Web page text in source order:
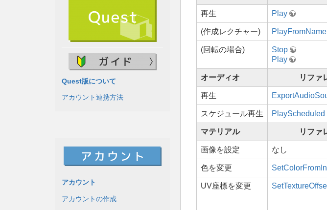
Quest版について
アカウント連携方法
アカウント
アカウントの作成
再生 Play
(作成レクチャー) PlayFromName
(回転の場合)
Stop
Play
オーディオ リファ
再生
スケジュール再生 PlayScheduled
マテリアル リファ
画像を設定 なし
色を変更
UV座標を変更